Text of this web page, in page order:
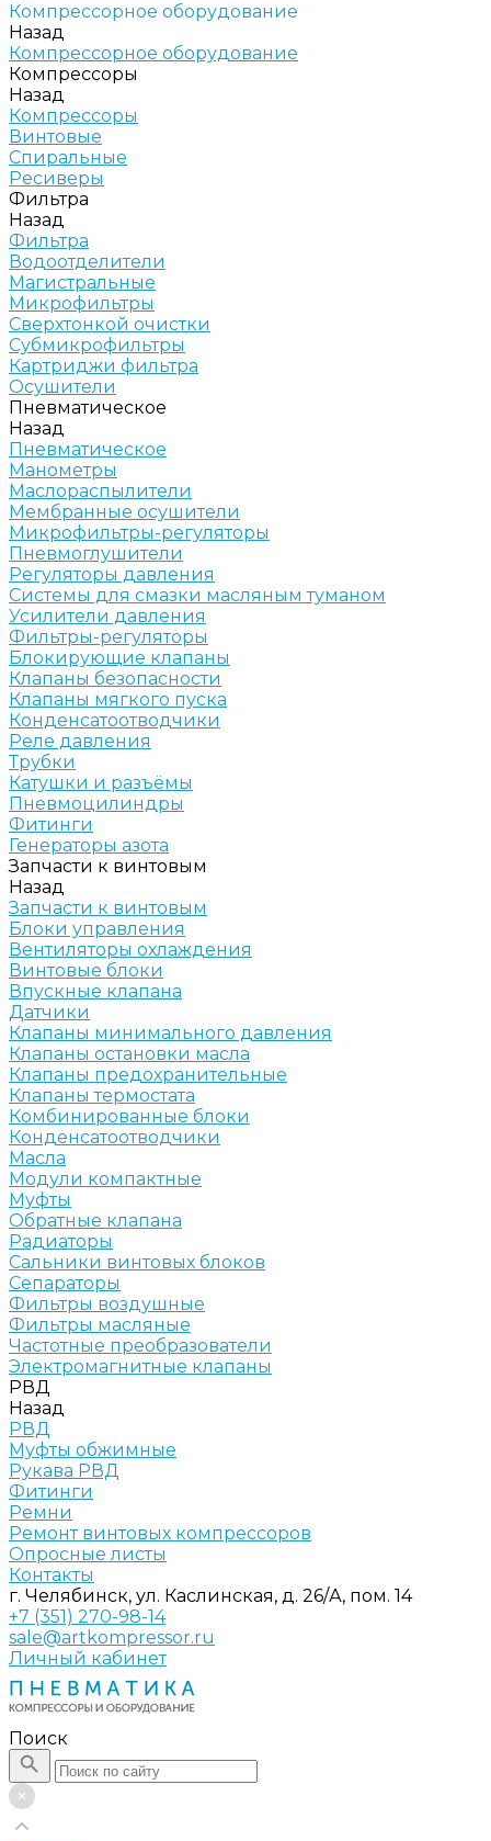
Компрессорное оборудование
Назад
Компрессорное оборудование
Компрессоры
Назад
Компрессоры
Винтовые
Спиральные
Ресиверы
Фильтра
Назад
Фильтра
Водоотделители
Магистральные
Микрофильтры
Сверхтонкой очистки
Субмикрофильтры
Картриджи фильтра
Осушители
Пневматическое
Назад
Пневматическое
Манометры
Маслораспылители
Мембранные осушители
Микрофильтры-регуляторы
Пневмоглушители
Регуляторы давления
Системы для смазки масляным туманом
Усилители давления
Фильтры-регуляторы
Блокирующие клапаны
Клапаны безопасности
Клапаны мягкого пуска
Конденсатоотводчики
Реле давления
Трубки
Катушки и разъёмы
Пневмоцилиндры
Фитинги
Генераторы азота
Запчасти к винтовым
Назад
Запчасти к винтовым
Блоки управления
Вентиляторы охлаждения
Винтовые блоки
Впускные клапана
Датчики
Клапаны минимального давления
Клапаны остановки масла
Клапаны предохранительные
Клапаны термостата
Комбинированные блоки
Конденсатоотводчики
Масла
Модули компактные
Муфты
Обратные клапана
Радиаторы
Сальники винтовых блоков
Сепараторы
Фильтры воздушные
Фильтры масляные
Частотные преобразователи
Электромагнитные клапаны
РВД
Назад
РВД
Муфты обжимные
Рукава РВД
Фитинги
Ремни
Ремонт винтовых компрессоров
Опросные листы
Контакты
г. Челябинск, ул. Каслинская, д. 26/А, пом. 14
+7 (351) 270-98-14
sale@artkompressor.ru
Личный кабинет
Поиск